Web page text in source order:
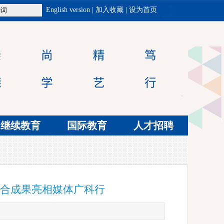
English version| 加入收藏| 设为首页
继续教育 国际教育 人才招聘
成果亮相媒体广科行